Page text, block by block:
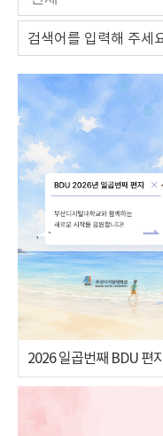
2026 일곱번째 BDU 편지